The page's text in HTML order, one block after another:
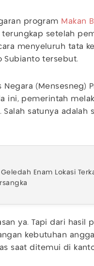
program Makan
terungkap setelah
menyeluruh tata
Subianto tersebut.
Negara (Mensesneg)
ini, pemerintah
Salah satunya
Enam Lokasi
ya. Tapi dari hasil
kebutuhan
saat ditemui di